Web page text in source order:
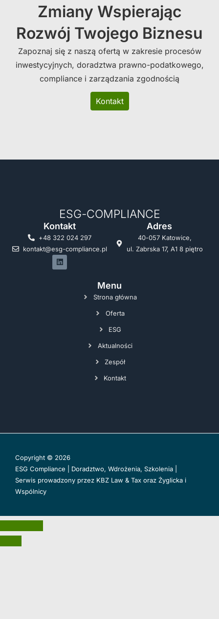
Zmiany Wspierając
Rozwój Twojego Biznesu
Zapoznaj się z naszą ofertą w zakresie procesów
inwestycyjnych, doradztwa prawno-podatkowego,
compliance i zarządzania zgodnością
Kontakt
ESG-COMPLIANCE
Kontakt
+48 322 024 297
kontakt@esg-compliance.pl
Adres
40-057 Katowice,
ul. Zabrska 17, A1 8 piętro
Menu
Strona główna
Oferta
ESG
Aktualności
Zespół
Kontakt
Copyright © 2026
ESG Compliance | Doradztwo, Wdrożenia, Szkolenia |
Serwis prowadzony przez KBZ Law & Tax oraz Żyglicka i
Wspólnicy